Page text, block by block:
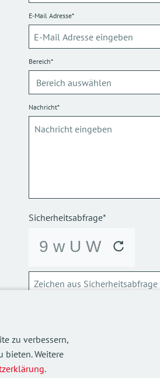
zu verbessern,
bieten. Weitere
.
E-Mail Adresse*
Bereich*
Nachricht*
Sicherheitsabfrage*
Über die Verarbeitung meiner
informieren.